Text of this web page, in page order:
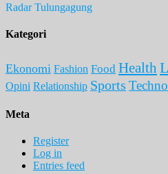
Radar Tulungagung
Kategori
Ekonomi Fashion Food Health
Opini Relationship Sports
Meta
Register
Log in
Entries feed